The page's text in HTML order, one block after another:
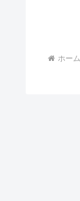
ホーム